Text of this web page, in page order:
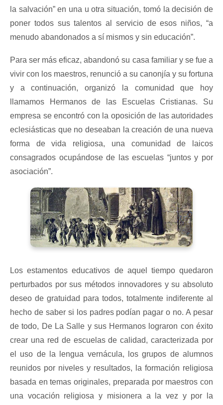
la salvación” en una u otra situación, tomó la decisión de
poner todos sus talentos al servicio de esos niños, “a
menudo abandonados a sí mismos y sin educación”.
Para ser más eficaz, abandonó su casa familiar y se fue a
vivir con los maestros, renunció a su canonjía y su fortuna
y a continuación, organizó la comunidad que hoy
llamamos Hermanos de las Escuelas Cristianas. Su
empresa se encontró con la oposición de las autoridades
eclesiásticas que no deseaban la creación de una nueva
forma de vida religiosa, una comunidad de laicos
consagrados ocupándose de las escuelas “juntos y por
asociación”.
Los estamentos educativos de aquel tiempo quedaron
perturbados por sus métodos innovadores y su absoluto
deseo de gratuidad para todos, totalmente indiferente al
hecho de saber si los padres podían pagar o no. A pesar
de todo, De La Salle y sus Hermanos lograron con éxito
crear una red de escuelas de calidad, caracterizada por
el uso de la lengua vernácula, los grupos de alumnos
reunidos por niveles y resultados, la formación religiosa
basada en temas originales, preparada por maestros con
una vocación religiosa y misionera a la vez y por la